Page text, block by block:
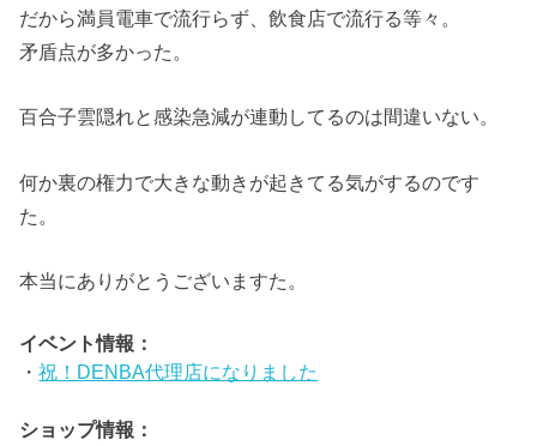
だから満員電車で流行らず、飲食店で流行る等々。
矛盾点が多かった。
百合子雲隠れと感染急減が連動してるのは間違いない。
何か裏の権力で大きな動きが起きてる気がするのです
た。
本当にありがとうございますた。
イベント情報：
・祝！DENBA代理店になりました
ショップ情報：